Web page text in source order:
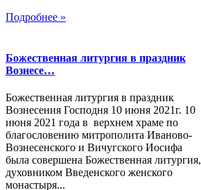
Подробнее »
Божественная литургия в праздник
Вознесе…
Божественная литургия в праздник
Вознесения Господня 10 июня 2021г. 10
июня 2021 года в верхнем храме по
благословению митрополита Иваново-
Вознесенского и Вичугского Иосифа
была совершена Божественная литургия,
духовником Введенского женского
монастыря...